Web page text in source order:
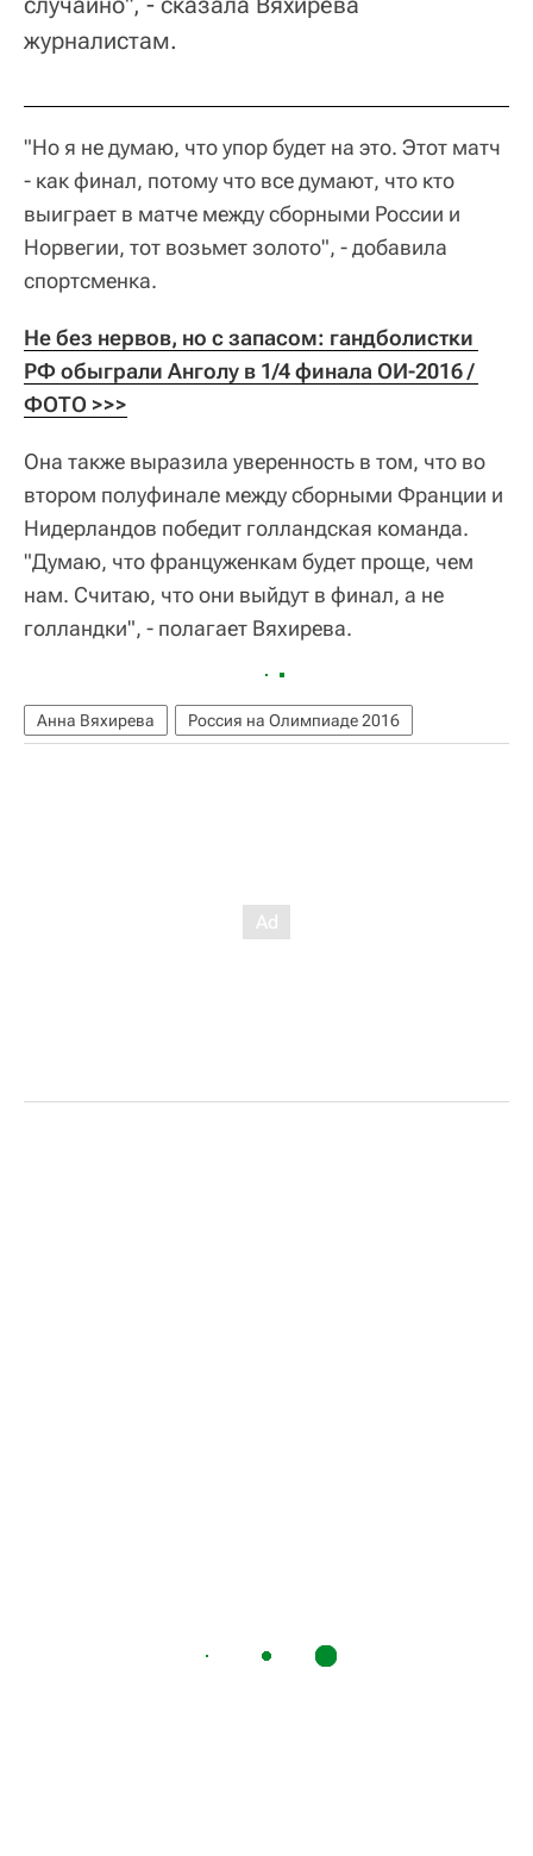
журналистам.
"Но я не думаю, что упор будет на это. Этот матч
- как финал, потому что все думают, что кто
выиграет в матче между сборными России и
Норвегии, тот возьмет золото", - добавила
спортсменка.
Не без нервов, но с запасом: гандболистки
РФ обыграли Анголу в 1/4 финала ОИ-2016 /
ФОТО >>>
Она также выразила уверенность в том, что во
втором полуфинале между сборными Франции и
Нидерландов победит голландская команда.
"Думаю, что француженкам будет проще, чем
нам. Считаю, что они выйдут в финал, а не
голландки", - полагает Вяхирева.
Анна Вяхирева Россия на Олимпиаде 2016